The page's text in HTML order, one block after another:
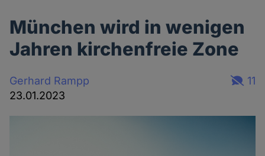
München wird in wenigen
Jahren kirchenfreie Zone
Gerhard Rampp
23.01.2023
11